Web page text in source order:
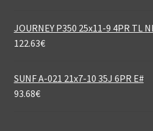
JOURNEY P350 25x11-9 4PR TL
122.63€
SUNF A-021 21x7-10 35J 6PR E#
93.68€